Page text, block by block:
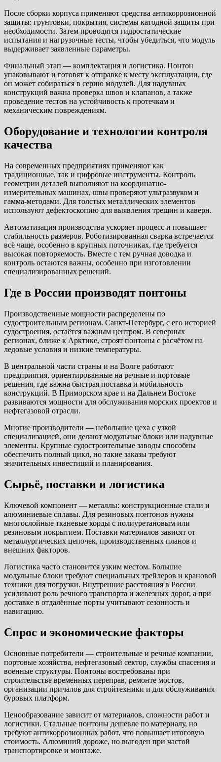
После сборки корпуса применяют средства антикоррозионной
защиты: грунтовки, покрытия, системы катодной защиты при
необходимости. Затем проводятся гидростатические
испытания и нагрузочные тесты, чтобы убедиться, что модуль
выдерживает заявленные параметры.
Финальный этап — комплектация и логистика. Понтон
упаковывают и готовят к отправке к месту эксплуатации, где
он может собираться в серию модулей. Для надувных
конструкций важна проверка швов и клапанов, а также
проведение тестов на устойчивость к протечкам и
механическим повреждениям.
Оборудование и технологии контроля
качества
На современных предприятиях применяют как
традиционные, так и цифровые инструменты. Контроль
геометрии деталей выполняют на координатно-
измерительных машинах, швы проверяют ультразвуком и
гамма-методами. Для толстых металлических элементов
используют дефектоскопию для выявления трещин и каверн.
Автоматизация производства ускоряет процесс и повышает
стабильность размеров. Роботизированная сварка встречается
всё чаще, особенно в крупных поточниках, где требуется
высокая повторяемость. Вместе с тем ручная доводка и
контроль остаются важны, особенно при изготовлении
специализированных решений.
Где в России производят понтоны
Производственные мощности распределены по
судостроительным регионам. Санкт-Петербург, с его историей
судостроения, остаётся важным центром. В северных
регионах, ближе к Арктике, строят понтоны с расчётом на
ледовые условия и низкие температуры.
В центральной части страны и на Волге работают
предприятия, ориентированные на речные и портовые
решения, где важна быстрая поставка и мобильность
конструкций. В Приморском крае и на Дальнем Востоке
развиваются мощности для обслуживания морских проектов и
нефтегазовой отрасли.
Многие производители — небольшие цеха с узкой
специализацией, они делают модульные блоки или надувные
элементы. Крупные судостроительные заводы способны
обеспечить полный цикл, но такие заказы требуют
значительных инвестиций и планирования.
Сырьё, поставки и логистика
Ключевой компонент — металлы: конструкционные стали и
алюминиевые сплавы. Для резиновых понтонов нужны
многослойные тканевые корды с полиуретановым или
резиновым покрытием. Поставки материалов зависят от
металлургических цепочек, производственных планов и
внешних факторов.
Логистика часто становится узким местом. Большие
модульные блоки требуют специальных трейлеров и крановой
техники для погрузки. Внутренние расстояния в России
усиливают роль речного транспорта и железных дорог, а при
доставке в отдалённые порты учитывают сезонность и
навигацию.
Спрос и экономические факторы
Основные потребители — строительные и речные компании,
портовые хозяйства, нефтегазовый сектор, службы спасения и
военные структуры. Понтоны востребованы при
строительстве временных переправ, ремонте мостов,
организации причалов для стройтехники и для обслуживания
буровых платформ.
Ценообразование зависит от материалов, сложности работ и
логистики. Стальные понтоны дешевле по материалу, но
требуют антикоррозионных работ, что повышает итоговую
стоимость. Алюминий дороже, но выгоден при частой
транспортировке и монтаже.